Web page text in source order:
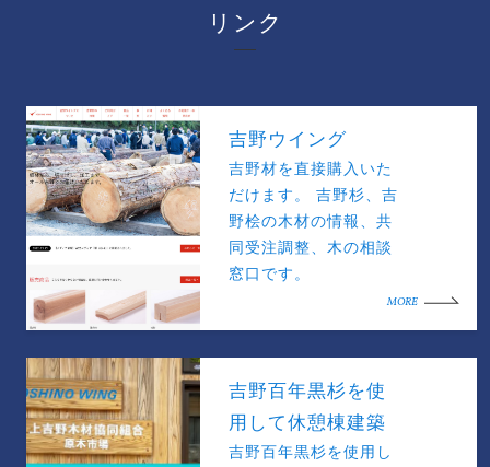
リンク
吉野ウイング
吉野材を直接購入いた
だけます。 吉野杉、吉
野桧の木材の情報、共
同受注調整、木の相談
窓口です。
MORE
吉野百年黒杉を使
用して休憩棟建築
吉野百年黒杉を使用し